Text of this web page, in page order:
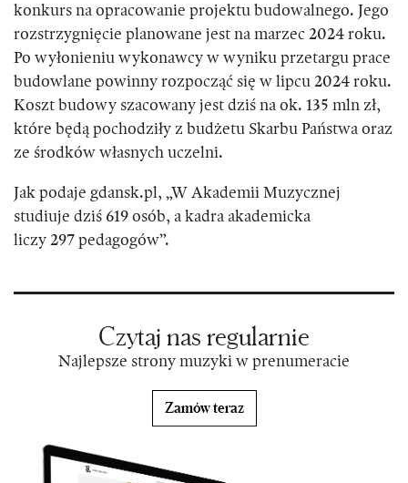
konkurs na opracowanie projektu budowalnego. Jego
rozstrzygnięcie planowane jest na marzec 2024 roku.
Po wyłonieniu wykonawcy w wyniku przetargu prace
budowlane powinny rozpocząć się w lipcu 2024 roku.
Koszt budowy szacowany jest dziś na ok. 135 mln zł,
które będą pochodziły z budżetu Skarbu Państwa oraz
ze środków własnych uczelni.
Jak podaje gdansk.pl, „W Akademii Muzycznej
studiuje dziś 619 osób, a kadra akademicka
liczy 297 pedagogów”.
Czytaj nas regularnie
Najlepsze strony muzyki w prenumeracie
Zamów teraz